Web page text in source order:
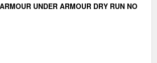
UNDER ARMOUR DRY RUN NO